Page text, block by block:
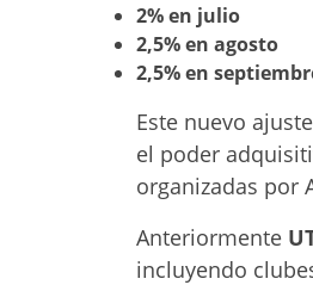
2% en julio
2,5% en agosto
2,5% en
Este nuevo
el poder
organizadas por
Anteriormente
incluyendo